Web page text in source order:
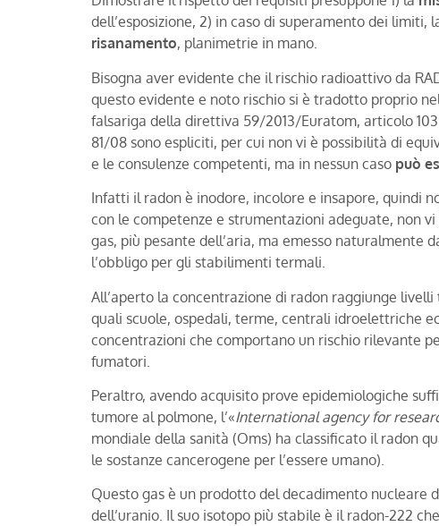
dell’esposizione, 2) in caso di superamento dei limiti,
risanamento, planimetrie in mano.
Bisogna aver evidente che il rischio radioattivo da
questo evidente e noto rischio si è tradotto proprio nel
falsariga della direttiva 59/2013/Euratom, articolo
81/08 sono espliciti, per cui non vi è possibilità di
e le consulenze competenti, ma in nessun caso può
Infatti il radon è inodore, incolore e insapore, quindi
con le competenze e strumentazioni adeguate, non
gas, più pesante dell’aria, ma emesso naturalmente
l’obbligo per gli stabilimenti termali.
All’aperto la concentrazione di radon raggiunge
quali scuole, ospedali, terme, centrali idroelettriche
concentrazioni che comportano un rischio rilevante
fumatori.
Peraltro, avendo acquisito prove epidemiologiche
tumore al polmone, l’«International agency for
mondiale della sanità (Oms) ha classificato il radon
le sostanze cancerogene per l’essere umano).
Questo gas è un prodotto del decadimento nucleare
dell’uranio. Il suo isotopo più stabile è il radon-222